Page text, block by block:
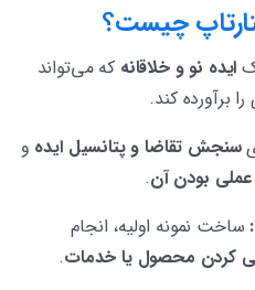
چیست؟
ایده نو و خلاقانه که می‌تواند
برآورده کند.
سنجش تقاضا و پتانسیل ایده و
عملی بودن آن.
ساخت نمونه اولیه، انجام
کردن محصول یا خدمات.